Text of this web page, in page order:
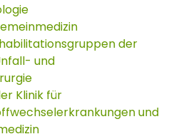
der
und
Klinik für
und